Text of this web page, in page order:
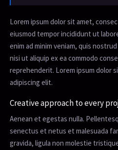
Lorem ipsum dolor sit amet,
eiusmod tempor incididunt ut
enim ad minim veniam, quis
nisi ut aliquip ex ea commodo
reprehenderit. Lorem ipsum dolor
adipiscing elit.
Creative approach to every
Aenean et egestas nulla.
senectus et netus et malesuada
gravida, ligula non molestie